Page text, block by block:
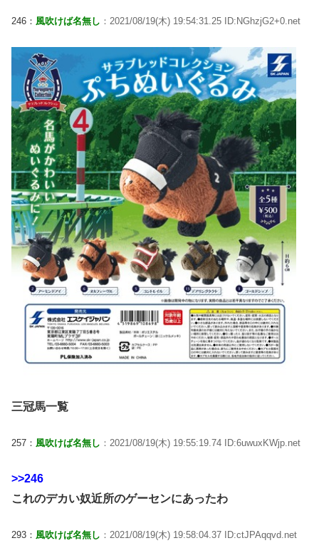
246： 風吹けば名無し ：2021/08/19(木) 19:54:31.25 ID:NGhzjG2+0.net
三冠馬一覧
257： 風吹けば名無し ：2021/08/19(木) 19:55:19.74 ID:6uwuxKWjp.net
>>246
これのデカい奴近所のゲーセンにあったわ
293： 風吹けば名無し ：2021/08/19(木) 19:58:04.37 ID:ctJPAqqvd.net